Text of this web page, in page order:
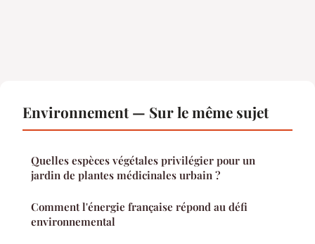
Environnement — Sur le même sujet
Quelles espèces végétales privilégier pour un
jardin de plantes médicinales urbain ?
Comment l'énergie française répond au défi
environnemental